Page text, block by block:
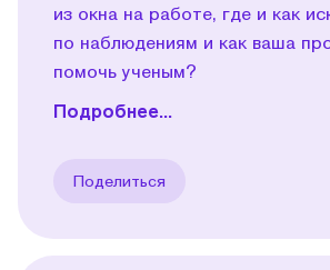
из окна на работе, где и как
по наблюдениям и как ваша
помочь ученым?
Подробнее...
Поделиться